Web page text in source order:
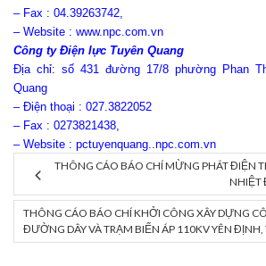
– Fax : 04.39263742,
– Website : www.npc.com.vn
Công ty Điện lực Tuyên Quang
Địa chỉ: số 431 đường 17/8 phường Phan
Quang
– Điện thoại : 027.3822052
– Fax : 0273821438,
– Website : pctuyenquang..npc.com.vn
THÔNG CÁO BÁO CHÍ MỪNG PHÁT ĐIỆN
NHIỆT
THÔNG CÁO BÁO CHÍ KHỞI CÔNG XÂY DỰNG
ĐƯỜNG DÂY VÀ TRẠM BIẾN ÁP 110KV YÊN